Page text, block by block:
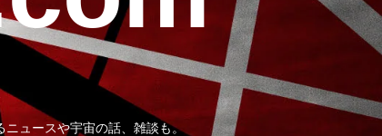
ュースや宇宙の話、雑談も。